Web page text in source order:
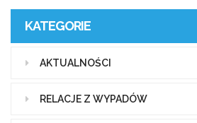
KATEGORIE
AKTUALNOŚCI
RELACJE Z WYPADÓW